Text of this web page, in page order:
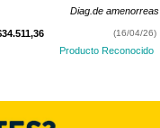
Diag.de amenorreas
(16/04/26)
Producto Reconocido